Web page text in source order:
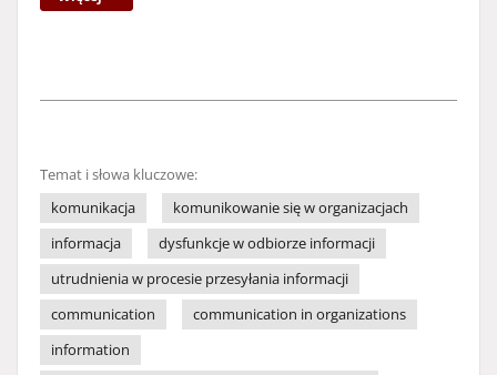
Temat i słowa kluczowe:
komunikacja
komunikowanie się w organizacjach
informacja
dysfunkcje w odbiorze informacji
utrudnienia w procesie przesyłania informacji
communication
communication in organizations
information